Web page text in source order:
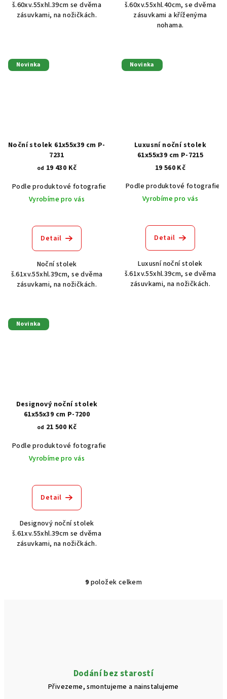
š.60xv.55xhl.39cm se dvěma
zásuvkami, na nožičkách.
š.60xv.55xhl.40cm, se dvěma
zásuvkami a kříženýma
nohama.
Novinka
Noční stolek 61x55x39 cm P-
7231
od 19 430 Kč
Podle produktové fotografie
Akát vintage BT1551
Dub světlý
Vyrobíme pro vás
Detail
Noční stolek
š.61xv.55xhl.39cm, se dvěma
zásuvkami, na nožičkách.
Novinka
Luxusní noční stolek
61x55x39 cm P-7215
19 560 Kč
Podle produktové fotografie
Vyrobíme pro vás
Detail
Luxusní noční stolek
š.61xv.55xhl.39cm, se dvěma
zásuvkami, na nožičkách.
Novinka
Designový noční stolek
61x55x39 cm P-7200
od 21 500 Kč
Podle produktové fotografie
Vyrobíme pro vás
Detail
Designový noční stolek
š.61xv.55xhl.39cm se dvěma
zásuvkami, na nožičkách.
O
í
p
r
9 položek celkem
Dodání bez starostí
Přivezeme, smontujeme a nainstalujeme